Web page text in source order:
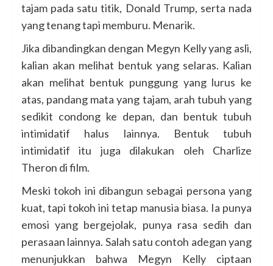
tajam pada satu titik, Donald Trump, serta nada
yang tenang tapi memburu. Menarik.
Jika dibandingkan dengan Megyn Kelly yang asli,
kalian akan melihat bentuk yang selaras. Kalian
akan melihat bentuk punggung yang lurus ke
atas, pandang mata yang tajam, arah tubuh yang
sedikit condong ke depan, dan bentuk tubuh
intimidatif halus lainnya. Bentuk tubuh
intimidatif itu juga dilakukan oleh Charlize
Theron di film.
Meski tokoh ini dibangun sebagai persona yang
kuat, tapi tokoh ini tetap manusia biasa. Ia punya
emosi yang bergejolak, punya rasa sedih dan
perasaan lainnya. Salah satu contoh adegan yang
menunjukkan bahwa Megyn Kelly ciptaan